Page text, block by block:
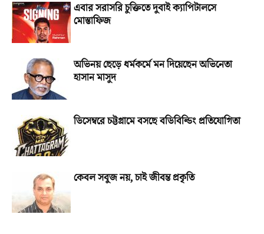
এবার সরাসরি চুক্তিতে দুবাই ক্যাপিটালসে
মোস্তাফিজ
অভিনয় ছেড়ে ধর্মকর্মে মন দিয়েছেন অভিনেতা
হাসান মাসুদ
ডিসেম্বরে চট্টগ্রামে বসছে বডিবিল্ডিং প্রতিযোগিতা
কেবল সবুজ নয়, চাই জীবন্ত প্রকৃতি